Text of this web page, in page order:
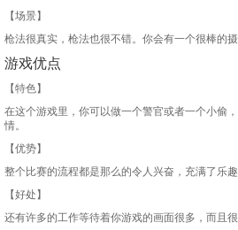
【场景】
枪法很真实，枪法也很不错。你会有一个很棒的摄
游戏优点
【特色】
在这个游戏里，你可以做一个警官或者一个小偷
情。
【优势】
整个比赛的流程都是那么的令人兴奋，充满了乐趣
【好处】
还有许多的工作等待着你游戏的画面很多，而且很